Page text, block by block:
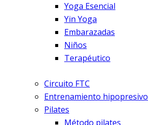
Yoga Esencial
Yin Yoga
Embarazadas
Niños
Terapéutico
Circuito FTC
Entrenamiento hipopresivo
Pilates
Método pilates